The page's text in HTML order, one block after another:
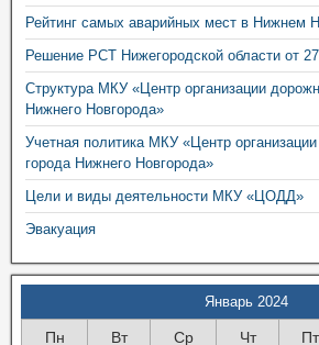
Рейтинг самых аварийных мест в Нижнем
Решение РСТ Нижегородской области от
Структура МКУ «Центр организации
Нижнего Новгорода»
Учетная политика МКУ «Центр
города Нижнего Новгорода»
Цели и виды деятельности МКУ «ЦОДД»
Эвакуация
Январь 2024
Пн Вт Ср Чт Пт